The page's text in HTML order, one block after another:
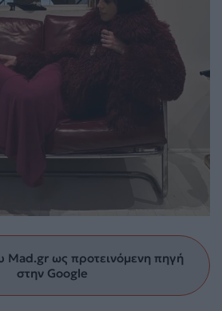
Mad.gr ως προτεινόμενη πηγή
στην Google